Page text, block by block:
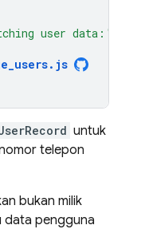
user data:'
. js
untuk
telepon
bukan milik
data pengguna